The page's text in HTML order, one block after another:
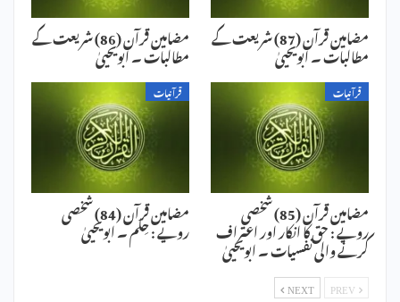
مضامین قرآن (87) شریعت کے
مطالبات ۔ ابویحییٰ
مضامین قرآن (86) شریعت کے
مطالبات ۔ ابویحییٰ
قرآنیات
مضامین قرآن (85) شخصی
رویے : حق کا انکار اور اعتراف
کرنے والی نفسیات ۔ ابویحییٰ
قرآنیات
مضامین قرآن (84) شخصی
رویے : حِلم ۔ ابویحییٰ
NEXT